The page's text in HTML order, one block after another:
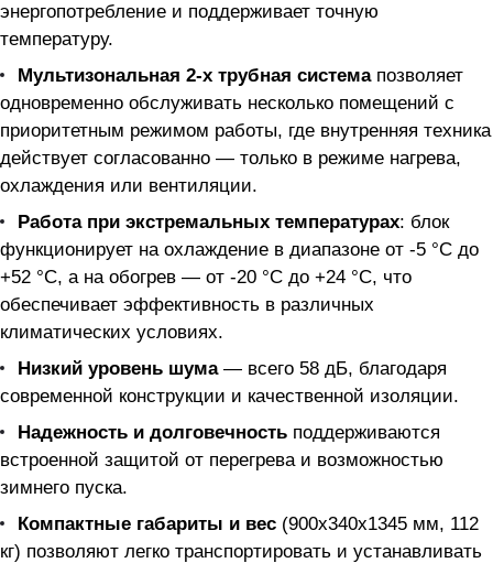
энергопотребление и поддерживает точную
температуру.
Мультизональная 2-х трубная системапозволяет
одновременно обслуживать несколько помещений с
приоритетным режимом работы, где внутренняя техника
действует согласованно — только в режиме нагрева,
охлаждения или вентиляции.
Работа при экстремальных температурах: блок
функционирует на охлаждение в диапазоне от -5 °C до
+52 °C, а на обогрев — от -20 °C до +24 °C, что
обеспечивает эффективность в различных
климатических условиях.
Низкий уровень шума— всего 58 дБ, благодаря
современной конструкции и качественной изоляции.
Надежность и долговечность поддерживаются
встроенной защитой от перегрева и возможностью
зимнего пуска.
Компактные габариты и вес (900x340x1345 мм, 112
кг) позволяют легко транспортировать и устанавливать